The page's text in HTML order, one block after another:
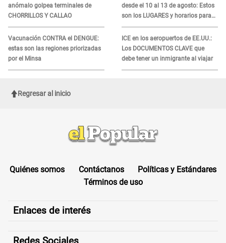
anómalo golpea terminales de
CHORRILLOS Y CALLAO
Vacunación CONTRA el DENGUE:
estas son las regiones priorizadas
por el Minsa
desde el 10 al 13 de agosto: Estos
son los LUGARES y horarios para
recibir la ayuda
ICE en los aeropuertos de EE.UU.:
Los DOCUMENTOS CLAVE que
debe tener un inmigrante al viajar
Regresar al inicio
Quiénes somos Contáctanos
Políticas y Estándares
Términos de uso
Enlaces de interés